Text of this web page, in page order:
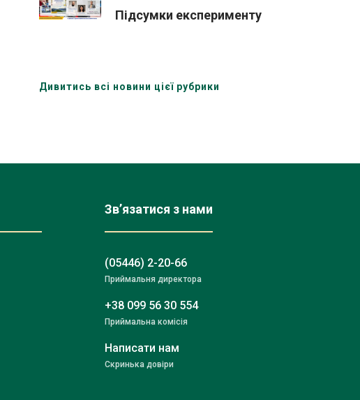
Підсумки експерименту
Дивитись всі новини цієї рубрики
Зв’язатися з нами
(05446) 2-20-66
Приймальня директора
+38 099 56 30 554
Приймальна комісія
Написати нам
Скринька довіри